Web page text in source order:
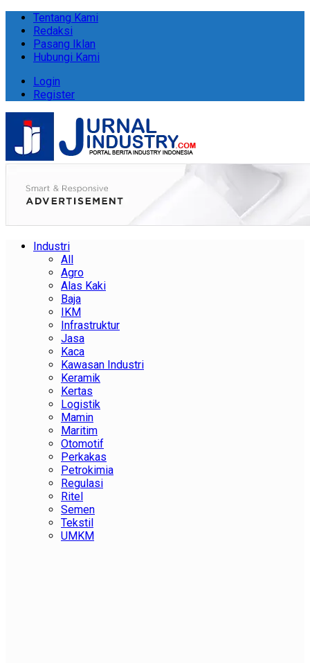
Tentang Kami
Redaksi
Pasang Iklan
Hubungi Kami
Login
Register
Industri
All
Agro
Alas Kaki
Baja
IKM
Infrastruktur
Jasa
Kaca
Kawasan Industri
Keramik
Kertas
Logistik
Mamin
Maritim
Otomotif
Perkakas
Petrokimia
Regulasi
Ritel
Semen
Tekstil
UMKM